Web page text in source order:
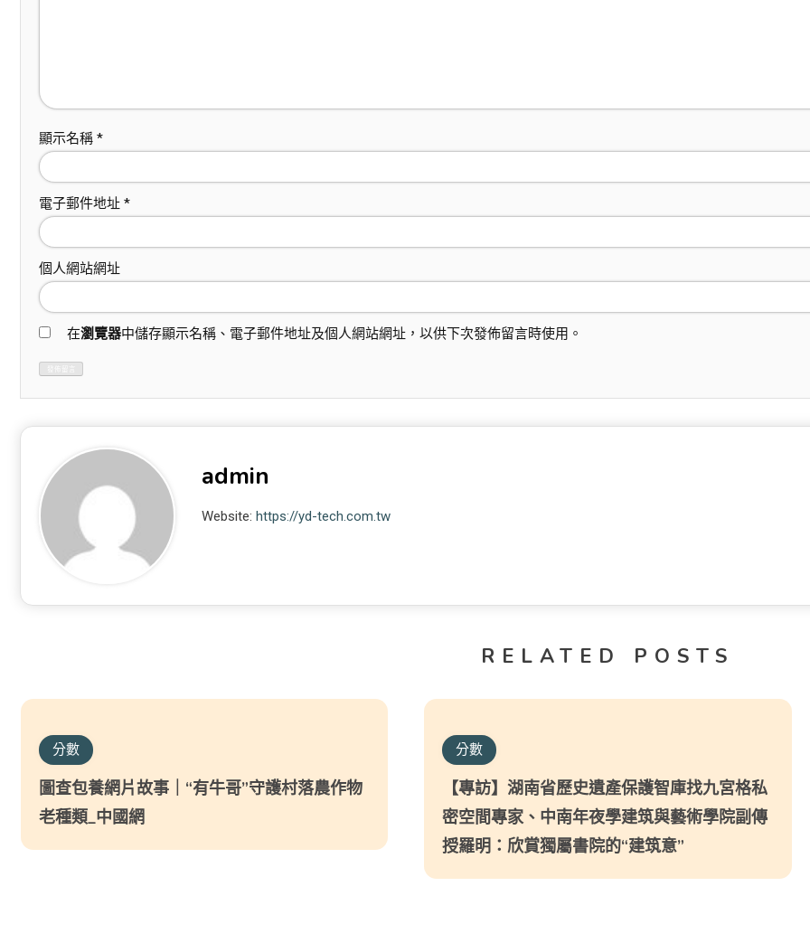
顯示名稱 *
電子郵件地址 *
個人網站網址
在瀏覽器中儲存顯示名稱、電子郵件地址及個人網站網址，以供下次發佈留言時使用。
admin
Website:https://yd-tech.com.tw
RELATED POSTS
分數
圖查包養網片故事｜“有牛哥”守護村落農作物
老種類_中國網
分數
【專訪】湖南省歷史遺產保護智庫找九宮格私
密空間專家、中南年夜學建筑與藝術學院副傳
授羅明：欣賞獨屬書院的“建筑意”